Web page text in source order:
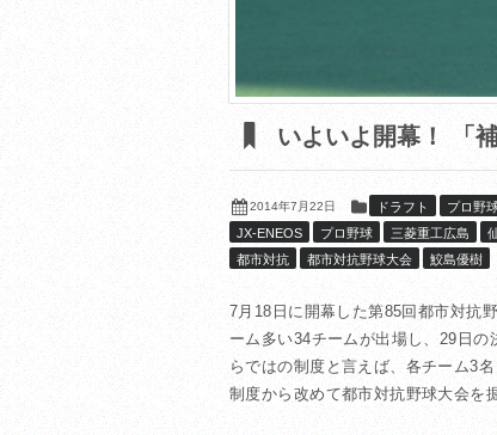
いよいよ開幕！ 「
2014年7月22日 ドラフト プロ野
JX-ENEOS
プロ野球 三菱重工広島
都市対抗
都市対抗野球大会 鮫島優樹
7月18日に開幕した第85回都市対抗
ーム多い34チームが出場し、29日
らではの制度と言えば、各チーム3
制度から改めて都市対抗野球大会を